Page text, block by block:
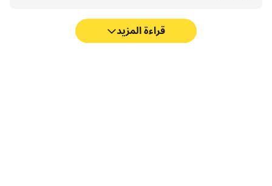
قراءة المزيد